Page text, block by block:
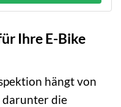
Ihre E-Bike
hängt von
darunter die